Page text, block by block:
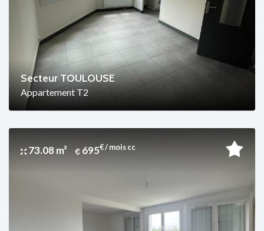
Secteur TOULOUSE
Appartement T2
73.08 m² 695€ / mois cc